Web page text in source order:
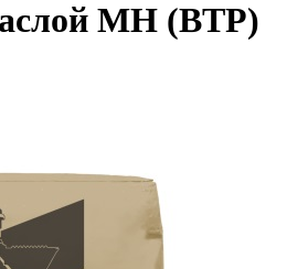
МН (ВТР)